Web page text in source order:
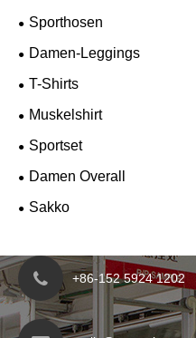
Sporthosen
Damen-Leggings
T-Shirts
Muskelshirt
Sportset
Damen Overall
Sakko
+86-152 5924 1202